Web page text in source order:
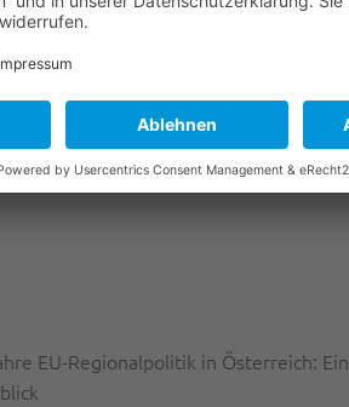
EU-Regionalpolitik in Österreich: Ein